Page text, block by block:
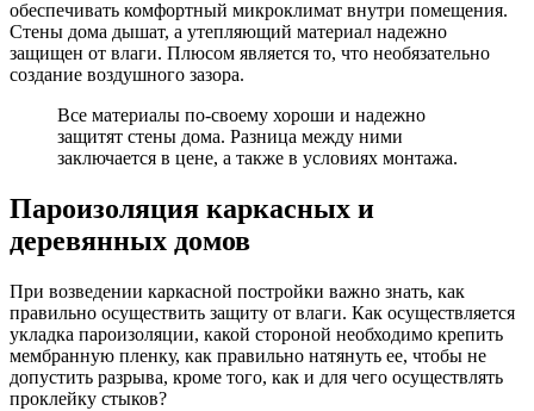
обеспечивать комфортный микроклимат внутри помещения.
Стены дома дышат, а утепляющий материал надежно
защищен от влаги. Плюсом является то, что необязательно
создание воздушного зазора.
Все материалы по-своему хороши и надежно
защитят стены дома. Разница между ними
заключается в цене, а также в условиях монтажа.
Пароизоляция каркасных и
деревянных домов
При возведении каркасной постройки важно знать, как
правильно осуществить защиту от влаги. Как осуществляется
укладка пароизоляции, какой стороной необходимо крепить
мембранную пленку, как правильно натянуть ее, чтобы не
допустить разрыва, кроме того, как и для чего осуществлять
проклейку стыков?